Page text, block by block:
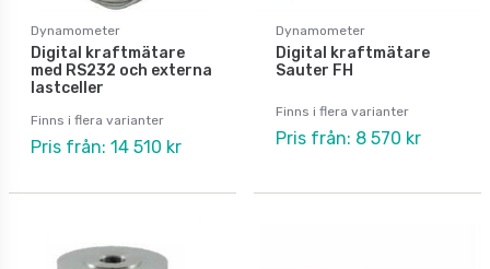
Dynamometer
Digital kraftmätare
med RS232 och externa
lastceller
Finns i flera varianter
Pris från: 14 510 kr
Dynamometer
Digital kraftmätare
Sauter FH
Finns i flera varianter
Pris från: 8 570 kr